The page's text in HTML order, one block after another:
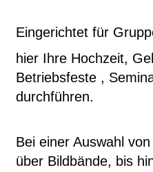
Eingerichtet für
hier Ihre Hochzeit,
Betriebsfeste ,
durchführen.
Bei einer Auswahl
über Bildbände, bis